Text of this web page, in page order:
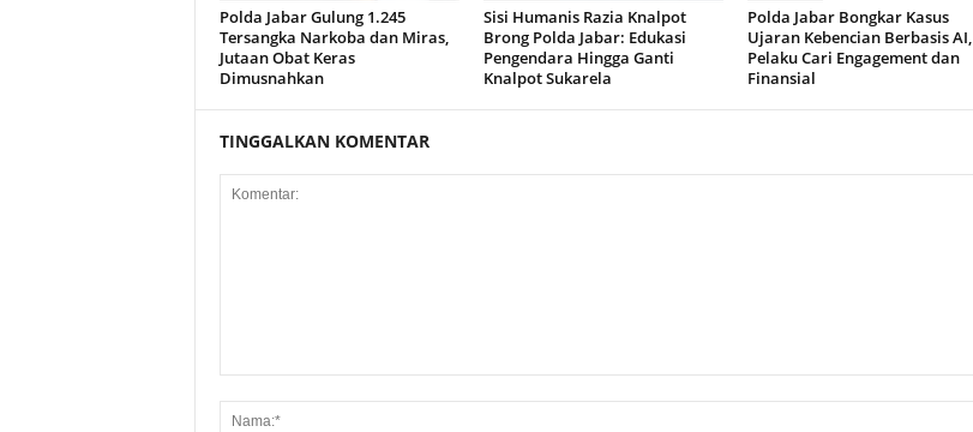
Polda Jabar Gulung 1.245
Tersangka Narkoba dan Miras,
Jutaan Obat Keras
Dimusnahkan
Sisi Humanis Razia Knalpot
Brong Polda Jabar: Edukasi
Pengendara Hingga Ganti
Knalpot Sukarela
Polda Jabar Bongkar Kasus
Ujaran Kebencian Berbasis AI,
Pelaku Cari Engagement dan
Finansial
TINGGALKAN KOMENTAR